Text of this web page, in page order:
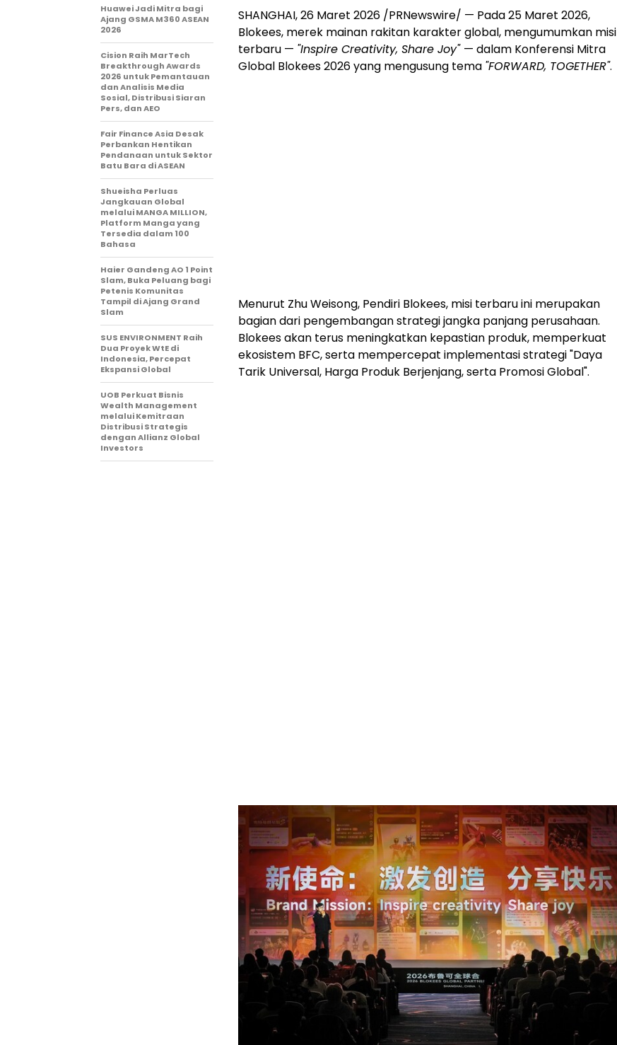
SHANGHAI, 26 Maret 2026 /PRNewswire/ — Pada 25 Maret 2026,
Blokees, merek mainan rakitan karakter global, mengumumkan misi
terbaru — "Inspire Creativity, Share Joy" — dalam Konferensi Mitra
Global Blokees 2026 yang mengusung tema "FORWARD, TOGETHER".
Menurut Zhu Weisong, Pendiri Blokees, misi terbaru ini merupakan
bagian dari pengembangan strategi jangka panjang perusahaan.
Blokees akan terus meningkatkan kepastian produk, memperkuat
ekosistem BFC, serta mempercepat implementasi strategi "Daya
Tarik Universal, Harga Produk Berjenjang, serta Promosi Global".
Huawei Jadi Mitra bagi
Ajang GSMA M360 ASEAN
2026
Cision Raih MarTech
Breakthrough Awards
2026 untuk Pemantauan
dan Analisis Media
Sosial, Distribusi Siaran
Pers, dan AEO
Fair Finance Asia Desak
Perbankan Hentikan
Pendanaan untuk Sektor
Batu Bara di ASEAN
Shueisha Perluas
Jangkauan Global
melalui MANGA MILLION,
Platform Manga yang
Tersedia dalam 100
Bahasa
Haier Gandeng AO 1 Point
Slam, Buka Peluang bagi
Petenis Komunitas
Tampil di Ajang Grand
Slam
SUS ENVIRONMENT Raih
Dua Proyek WtE di
Indonesia, Percepat
Ekspansi Global
UOB Perkuat Bisnis
Wealth Management
melalui Kemitraan
Distribusi Strategis
dengan Allianz Global
Investors